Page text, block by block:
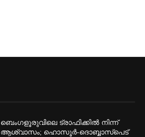
ബെംഗളൂരുവിലെ ട്രാഫിക്കില്‍ നിന്ന്
ആശ്വാസം; ഹൊസൂര്‍-ദൊബ്ബാസ്പെട്